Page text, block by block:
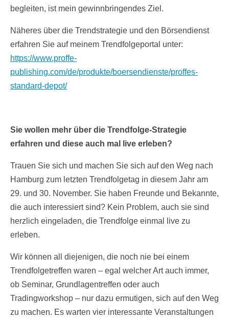
begleiten, ist mein gewinnbringendes Ziel.
Näheres über die Trendstrategie und den Börsendienst
erfahren Sie auf meinem Trendfolgeportal unter:
https://www.proffe-
publishing.com/de/produkte/boersendienste/proffes-
standard-depot/
Sie wollen mehr über die Trendfolge-Strategie
erfahren und diese auch mal live erleben?
Trauen Sie sich und machen Sie sich auf den Weg nach
Hamburg zum letzten Trendfolgetag in diesem Jahr am
29. und 30. November. Sie haben Freunde und Bekannte,
die auch interessiert sind? Kein Problem, auch sie sind
herzlich eingeladen, die Trendfolge einmal live zu
erleben.
Wir können all diejenigen, die noch nie bei einem
Trendfolgetreffen waren – egal welcher Art auch immer,
ob Seminar, Grundlagentreffen oder auch
Tradingworkshop – nur dazu ermutigen, sich auf den Weg
zu machen. Es warten vier interessante Veranstaltungen